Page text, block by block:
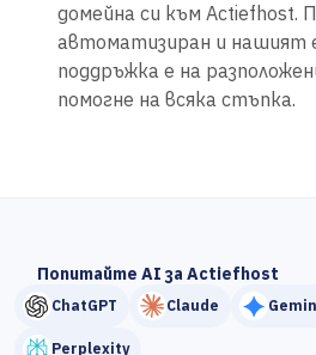
домейна си към Actiefhost.
автоматизиран и нашият
поддръжка е на
помогне на всяка стъпка.
Попитайте AI за Actiefhost
ChatGPT Claude
Perplexity